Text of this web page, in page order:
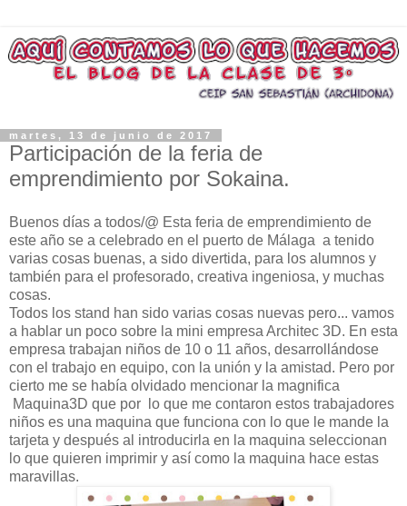
martes, 13 de junio de 2017
Participación de la feria de
emprendimiento por Sokaina.
Buenos días a todos/@ Esta feria de emprendimiento de
este año se a celebrado en el puerto de Málaga a tenido
varias cosas buenas, a sido divertida, para los alumnos y
también para el profesorado, creativa ingeniosa, y muchas
cosas.
Todos los stand han sido varias cosas nuevas pero... vamos
a hablar un poco sobre la mini empresa Architec 3D. En esta
empresa trabajan niños de 10 o 11 años, desarrollándose
con el trabajo en equipo, con la unión y la amistad. Pero por
cierto me se había olvidado mencionar la magnifica
Maquina3D que por lo que me contaron estos trabajadores
niños es una maquina que funciona con lo que le mande la
tarjeta y después al introducirla en la maquina seleccionan
lo que quieren imprimir y así como la maquina hace estas
maravillas.